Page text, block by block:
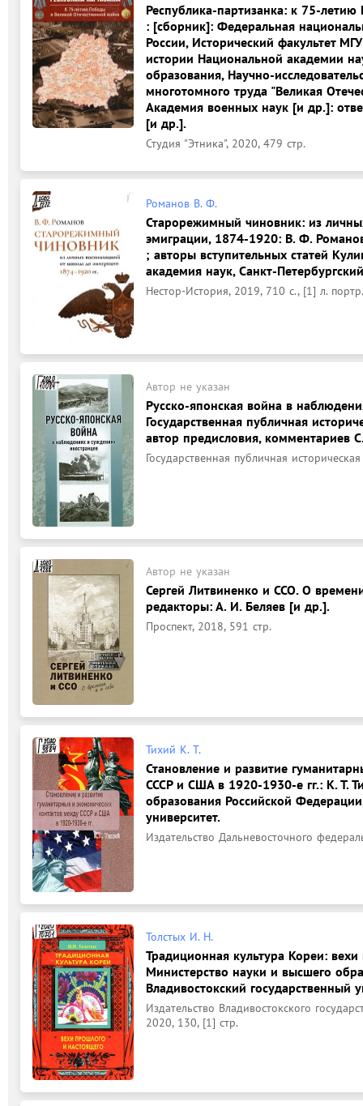
Республика-партизанка: к 75-
: [сборник]: Федеральная
России, Исторический факультет
истории Национальной академии
образования, Научно-
многотомного труда "Великая
Академия военных наук [и др.]:
[и др.].
Студия "Этника", 2020, 479 стр.
Романов В. Ф.
Старорежимный чиновник: из
эмиграции, 1874-1920: В. Ф.
; авторы вступительных статей
академия наук, Санкт-
Нестор-История, 2019, 710 с., [1] л.
Автор не указан
Русско-японская война в
Государственная публичная
автор предисловия, комментариев
Государственная публичная
Автор не указан
Сергей Литвиненко и ССО. О
редакторы: А. И. Беляев [и др.].
Проспект, 2018, 591 стр.
Тихий К. Т.
Становление и развитие
СССР и США в 1920-1930-е гг.: К. Т.
образования Российской
университет.
Издательство Дальневосточного
Толстых И. Н.
Традиционная культура Кореи:
Министерство науки и высшего
Владивостокский государственный
Издательство Владивостокского
2020, 130, [1] стр.